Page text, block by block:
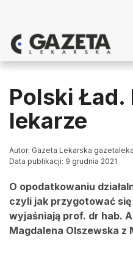
Polski Ład.
lekarze
Autor: Gazeta Lekarska
Data publikacji: 9 grudnia 2021
O opodatkowaniu
czyli jak przygotować
wyjaśniają prof. dr hab.
Magdalena Olszewska z